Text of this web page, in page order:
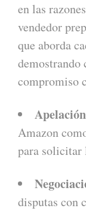
en las
vendedor
que aborda
demostrando
compromiso
Amazon
para solicitar
disputas con